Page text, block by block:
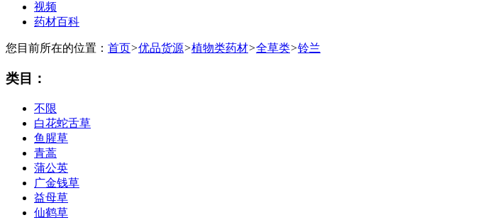
视频
药材百科
您目前所在的位置： 首页>优品货源>植物类药材>全草类>铃兰
类目：
不限
白花蛇舌草
鱼腥草
青蒿
蒲公英
广金钱草
益母草
仙鹤草